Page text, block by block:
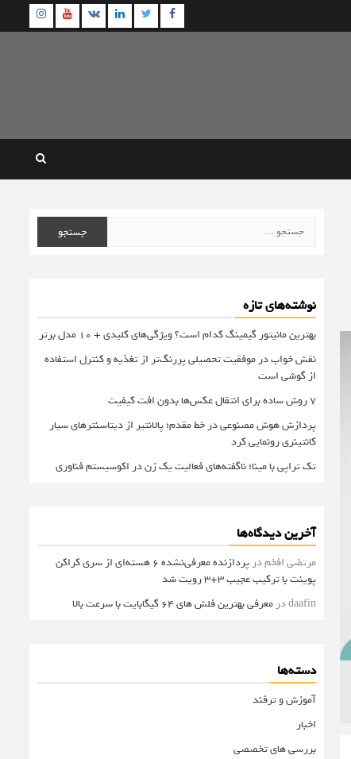
Facebook
Twitter
Linkedin
VK
برای:
نوشته‌های تازه
بهترین مانیتور گیمینگ کدام است؟ ویژگی‌های کلیدی + 10 مدل برتر
نقش خواب در موفقیت تحصیلی پررنگ‌تر از تغذیه و کنترل استفاده
از گوشی است
۷ روش ساده برای انتقال عکس‌ها بدون افت کیفیت
پردازش هوش مصنوعی در خط مقدم؛ پالانتیر از دیتاسنترهای سیار
کانتینری رونمایی کرد
تک تراپی با مینا؛ ناگفته‌های فعالیت یک زن در اکوسیستم فناوری
آخرین دیدگاه‌ها
مرتضی افخمدر
پردازنده معرفی‌نشده 6 هسته‌ای از سری کراکن
پوینت با ترکیب عجیب 3+3 رویت شد
daafinدرمعرفی بهترین فلش های 64 گیگابایت با سرعت بالا
دسته‌ها
آموزش و ترفند
اخبار
بررسی های تخصصی